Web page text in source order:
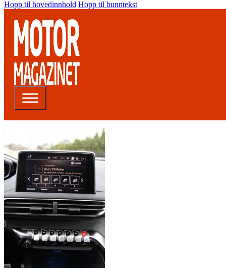
Hopp til hovedinnhold Hopp til bunntekst